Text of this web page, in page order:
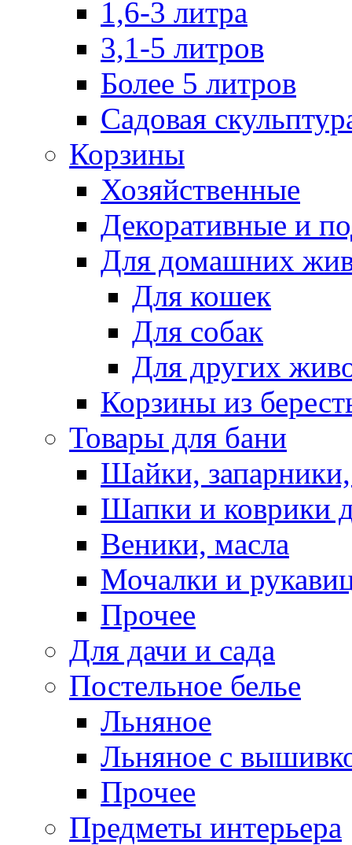
1,6-3 литра
3,1-5 литров
Более 5 литров
Садовая
Корзины
Хозяйственные
Декоративные и
Для домашних
Для кошек
Для собак
Для других
Корзины из
Товары для бани
Шайки,
Шапки и коврики
Веники, масла
Мочалки и
Прочее
Для дачи и сада
Постельное белье
Льняное
Льняное с
Прочее
Предметы интерьера